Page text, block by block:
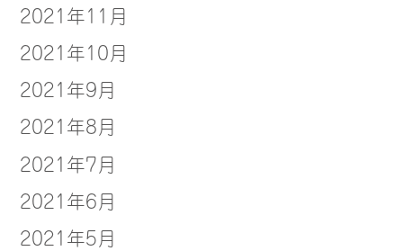
2021年11月
2021年10月
2021年9月
2021年8月
2021年7月
2021年6月
2021年5月